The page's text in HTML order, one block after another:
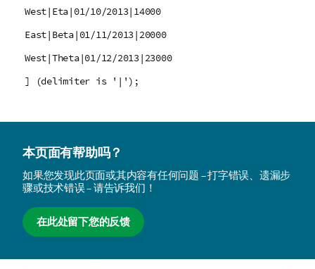
West|Eta|01/10/2013|14000
East|Beta|01/11/2013|20000
West|Theta|01/12/2013|23000
] (delimiter is '|');
本页面有帮助吗？
如果您发现此页面或其内容有任何问题 – 打字错误、遗漏步
骤或技术错误 – 请告诉我们！
在此处留下您的反馈